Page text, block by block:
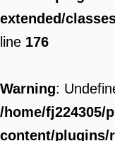
extended/
line 176
Warning:
/home/fj224305/
content/plugins/